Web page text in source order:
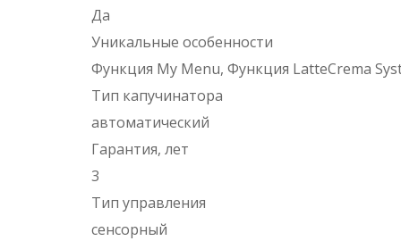
Да
Уникальные особенности
Функция My Menu, Функция LatteCrema
Тип капучинатора
автоматический
Гарантия, лет
3
Тип управления
сенсорный